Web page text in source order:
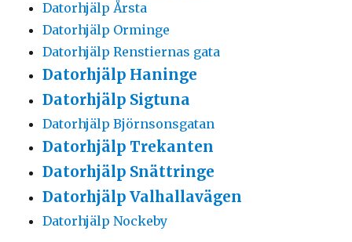
Datorhjälp Årsta
Datorhjälp Orminge
Datorhjälp Renstiernas gata
Datorhjälp Haninge
Datorhjälp Sigtuna
Datorhjälp Björnsonsgatan
Datorhjälp Trekanten
Datorhjälp Snättringe
Datorhjälp Valhallavägen
Datorhjälp Nockeby